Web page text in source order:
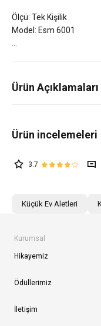
Ölçü: Tek Kişilik
Model: Esm 6001
Ürün Açıklamaları
3.7
Küçük Ev Aletleri
Kurumsal
Hikayemiz
Ödüllerimiz
İletişim